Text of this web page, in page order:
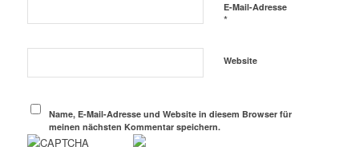
E-Mail-Adresse
*
Website
Name, E-Mail-Adresse und Website in diesem Browser für
meinen nächsten Kommentar speichern.